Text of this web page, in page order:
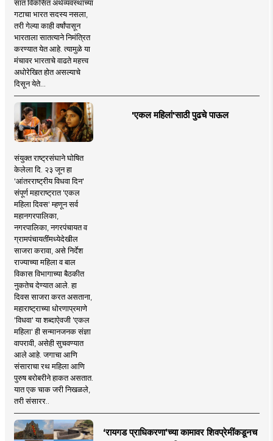
सात विकसित अर्थव्यवस्थांच्या
गटाचा भारत सदस्य नसला,
तरी गेल्या काही वर्षांपासून
भारताला सातत्याने निमंत्रित
करण्यात येत आहे. त्यामुळे या
मंचावर भारताचे वाढते महत्त्व
अधोरेखित होत असल्याचे
दिसून येते...
'एकल महिलां'साठी पुढचे पाऊल
संयुक्त राष्ट्रसंघाने घोषित
केलेला दि. २३ जून हा
'आंतरराष्ट्रीय विधवा दिन'
संपूर्ण महाराष्ट्रात 'एकल
महिला दिवस' म्हणून सर्व
महानगरपालिका,
नगरपालिका, नगरपंचायत व
ग्रामपंचायतींमध्येदेखील
साजरा करावा, असे निर्देश
राज्याच्या महिला व बाल
विकास विभागाच्या बैठकीत
नुकतेच देण्यात आले. हा
दिवस साजरा करत असताना,
महाराष्ट्राच्या धोरणाप्रमाणे
'विधवा' या शब्दाऐवजी 'एकल
महिला' ही सन्मानजनक संज्ञा
वापरावी, असेही सुचवण्यात
आले आहे. जगाचा आणि
संसाराचा रथ महिला आणि
पुरुष बरोबरीने हाकत असतात.
यात एक चाक जरी निखळले,
तरी संसारर..
‘रायगड प्राधिकरणा’च्या कामावर शिवप्रेमींकडूनच